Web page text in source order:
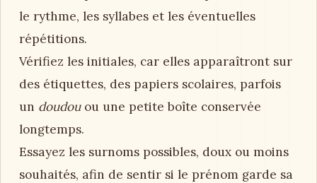
le rythme, les syllabes et les éventuelles
répétitions.
Vérifiez les initiales, car elles apparaîtront sur
des étiquettes, des papiers scolaires, parfois
un doudouou une petite boîte conservée
longtemps.
Essayez les surnoms possibles, doux ou moins
souhaités, afin de sentir si le prénom garde sa